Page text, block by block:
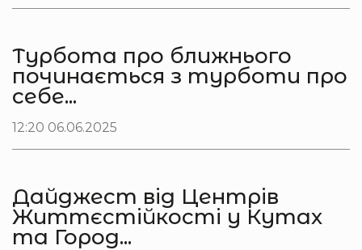
Турбота про ближнього
починається з турботи про
себе...
12:20 06.06.2025
Дайджест від Центрів
Життєстійкості у Кутах
та Город...